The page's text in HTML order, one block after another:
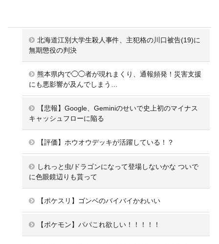
北海道江別大学生殺人事件、主犯格の川口被告(19)に
無期懲役の判決
熊本県内で◯◯者が現れまくり、通報頻発！災害支援
にも悪影響が及んでしまう…
【悲報】Google、Geminiのせいで史上初のマイナス
キャッシュフローに陥る
【評価】ホウオウデッキが活躍している！？
しれっと虫/ドラゴンになって登場しないかな ついで
に色眼鏡辺りも貰って
【ポケスリ】ゴンベのバイバイかわいい
【ポケモン】パパこれ欲しい！！！！！